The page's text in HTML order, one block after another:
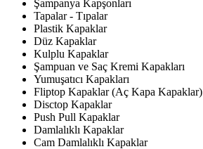
Şampanya Kapşonları
Tapalar - Tıpalar
Plastik Kapaklar
Düz Kapaklar
Kulplu Kapaklar
Şampuan ve Saç Kremi Kapakları
Yumuşatıcı Kapakları
Fliptop Kapaklar (Aç Kapa Kapaklar)
Disctop Kapaklar
Push Pull Kapaklar
Damlalıklı Kapaklar
Cam Damlalıklı Kapaklar